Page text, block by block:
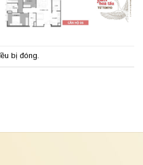
bị đóng.